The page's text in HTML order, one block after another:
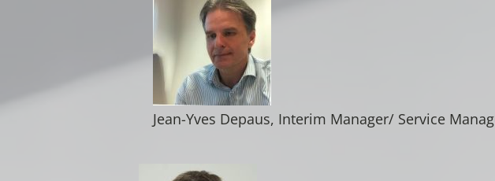
Jean-Yves Depaus, Interim Manager/ Service